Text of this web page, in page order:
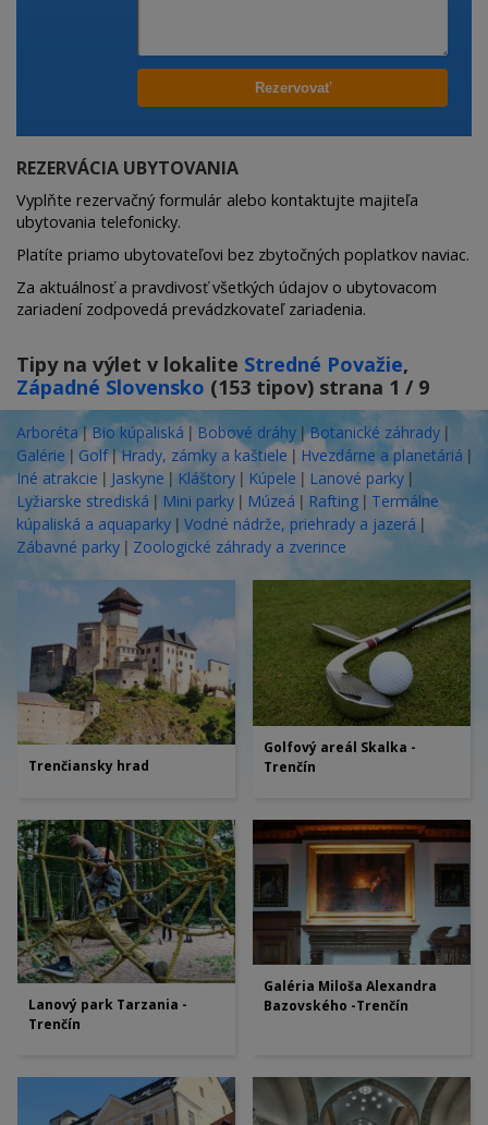
REZERVÁCIA UBYTOVANIA
Vyplňte rezervačný formulár alebo kontaktujte majiteľa
ubytovania telefonicky.
Platíte priamo ubytovateľovi bez zbytočných poplatkov naviac.
Za aktuálnosť a pravdivosť všetkých údajov o ubytovacom
zariadení zodpovedá prevádzkovateľ zariadenia.
Tipy na výlet v lokalite Stredné Považie,
Západné Slovensko (153 tipov) strana 1 / 9
Arboréta|Bio kúpaliská |Bobové dráhy |Botanické záhrady |
Galérie | Golf|Hrady, zámky a kaštiele | Hvezdárne a planetáriá |
Iné atrakcie | Jaskyne | Kláštory | Kúpele | Lanové parky |
Lyžiarske strediská | Mini parky | Múzeá | Rafting | Termálne
kúpaliská a aquaparky | Vodné nádrže, priehrady a jazerá|
Zábavné parky | Zoologické záhrady a zverince
Trenčiansky hrad
Golfový areál Skalka -
Trenčín
Lanový park Tarzania -
Trenčín
Galéria Miloša Alexandra
Bazovského -Trenčín